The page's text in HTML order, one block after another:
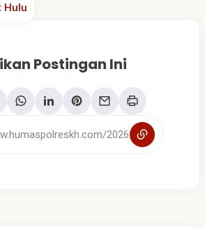
Hulu
Postingan Ini